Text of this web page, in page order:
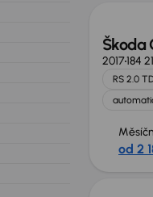
Škoda
2017184
RS 2.0
od 2